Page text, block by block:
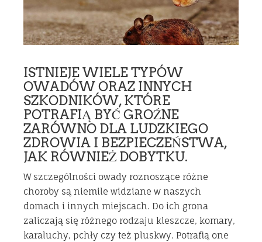
ISTNIEJE WIELE TYPÓW
OWADÓW ORAZ INNYCH
SZKODNIKÓW, KTÓRE
POTRAFIĄ BYĆ GROŹNE
ZARÓWNO DLA LUDZKIEGO
ZDROWIA I BEZPIECZEŃSTWA,
JAK RÓWNIEŻ DOBYTKU.
W szczególności owady roznoszące różne
choroby są niemile widziane w naszych
domach i innych miejscach. Do ich grona
zaliczają się różnego rodzaju kleszcze, komary,
karaluchy, pchły czy też pluskwy. Potrafią one